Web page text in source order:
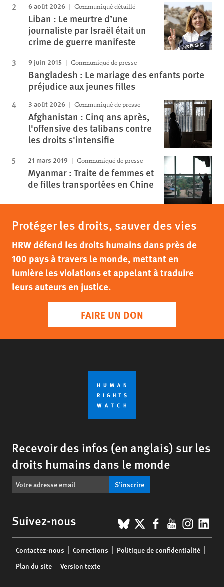
6 août 2026 Communiqué détaillé
Liban : Le meurtre d’une
journaliste par Israël était un
crime de guerre manifeste
9 juin 2015 Communiqué de presse
Bangladesh : Le mariage des enfants porte
préjudice aux jeunes filles
3 août 2026 Communiqué de presse
Afghanistan : Cinq ans après,
l'offensive des talibans contre
les droits s'intensifie
21 mars 2019 Communiqué de presse
Myanmar : Traite de femmes et
de filles transportées en Chine
Protéger les droits, sauver des vies
HRW défend les droits humains dans près de
100 pays à travers le monde, mettant en
lumière les violations et appelant à traduire
leurs auteurs en justice.
FAIRE UN DON
Recevoir des infos (en anglais) sur les
droits humains dans le monde
S’inscrire
Suivez-nous BlueSky
X Facebook
YouTube
menu
Contactez-nous Corrections
Politique de confidentialité
Plan du site
Version texte